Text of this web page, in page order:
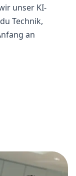
unser KI-
Technik,
an